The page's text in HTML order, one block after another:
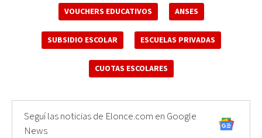
VOUCHERS EDUCATIVOS ANSES
SUBSIDIO ESCOLAR ESCUELAS PRIVADAS
CUOTAS ESCOLARES
Seguí las noticias de Elonce.com en Google
News